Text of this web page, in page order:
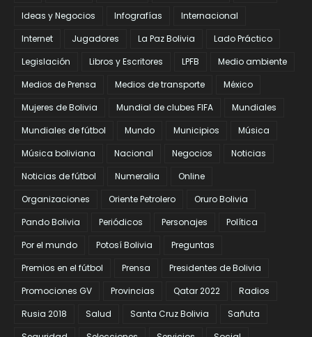
Ideas y Negocios
Infografías
Internacional
Internet
Jugadores La Paz Bolivia
Lado Práctico
Legislación
Libros y Escritores LPFB
Medio ambiente
Medios de Prensa
Medios de transporte
México
Mujeres de Bolivia
Mundial de clubes FIFA
Mundiales
Mundiales de fútbol
Mundo Municipios
Música
Música boliviana
Nacional Negocios
Noticias
Noticias de fútbol
Numeralia
Online
Organizaciones
Oriente Petrolero
Oruro Bolivia
Pando Bolivia
Periódicos Personajes
Política
Por el mundo
Potosí Bolivia
Preguntas
Premios en el fútbol
Prensa
Presidentes de Bolivia
Promociones GV
Provincias Qatar 2022
Radios
Rusia 2018
Salud Santa Cruz Bolivia
Sañuta